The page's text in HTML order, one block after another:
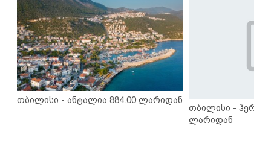
თბილისი - ანტალია 884.00 ლარიდან
თბილისი -
ლარიდან